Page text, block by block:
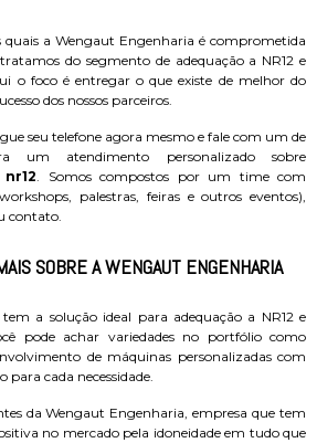
quais a Wengaut Engenharia é comprometida
do segmento de adequação a NR12 e
o foco é entregar o que existe de melhor do
dos nossos parceiros.
seu telefone agora mesmo e fale com um de
um atendimento personalizado sobre
. Somos compostos por um time com
palestras, feiras e outros eventos),
contato.
SOBRE A WENGAUT ENGENHARIA
a solução ideal para adequação a NR12 e
pode achar variedades no portfólio como
de máquinas personalizadas com
para cada necessidade.
da Wengaut Engenharia, empresa que tem
no mercado pela idoneidade em tudo que